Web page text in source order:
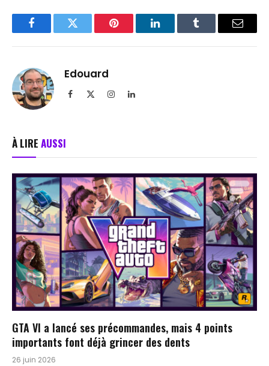
FacebookTwitter Pinterest LinkedInTumblr Email
Edouard
Facebook InstagramLinkedIn
À LIRE AUSSI
GTA VI a lancé ses précommandes, mais 4 points
importants font déjà grincer des dents
26 juin 2026